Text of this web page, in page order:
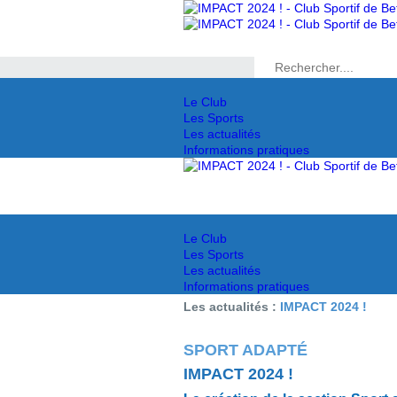
Le Club
Les Sports
Les actualités
Informations pratiques
Le Club
Les Sports
Les actualités
Informations pratiques
Les actualités : IMPACT 2024 !
SPORT ADAPTÉ
IMPACT 2024 !